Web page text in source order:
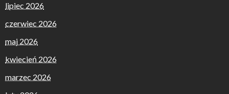
lipiec 2026
czerwiec 2026
maj 2026
kwiecień 2026
marzec 2026